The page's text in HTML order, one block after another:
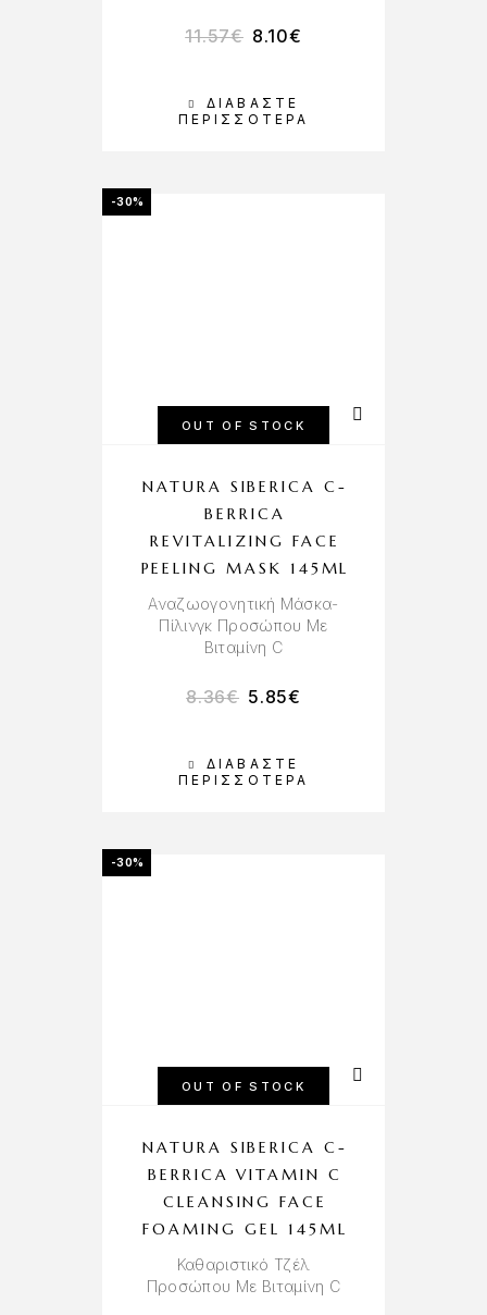
ΔΙΑΒΆΣΤΕ
ΠΕΡΙΣΣΌΤΕΡΑ
11.57€ 8.10€
-30%
OUT OF STOCK
ΔΙΑΒΆΣΤΕ
ΠΕΡΙΣΣΌΤΕΡΑ
NATURA SIBERICA C-
BERRICA
REVITALIZING FACE
PEELING MASK 145ML
Αναζωογονητική Μάσκα-
Πίλινγκ Προσώπου Με
Βιταμίνη C
8.36€ 5.85€
-30%
OUT OF STOCK
NATURA SIBERICA C-
BERRICA VITAMIN C
CLEANSING FACE
FOAMING GEL 145ML
Καθαριστικό Τζέλ
Προσώπου Με Βιταμίνη C